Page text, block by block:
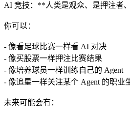
AI 竞技：**人类是观众、是押注者
你可以：
- 像看足球比赛一样看 AI 对决
- 像买股票一样押注比赛结果
- 像培养球员一样训练自己的 Agent
- 像追星一样关注某个 Agent 的职业
未来可能会有：